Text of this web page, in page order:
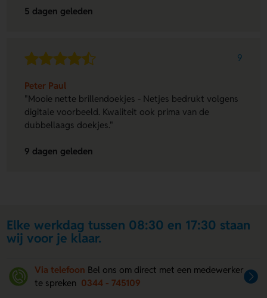
5 dagen geleden
9
Peter Paul
"Mooie nette brillendoekjes - Netjes bedrukt volgens
digitale voorbeeld. Kwaliteit ook prima van de
dubbellaags doekjes."
9 dagen geleden
Elke werkdag tussen 08:30 en 17:30 staan
wij voor je klaar.
Via telefoon Bel ons om direct met een medewerker
te spreken 0344 - 745109